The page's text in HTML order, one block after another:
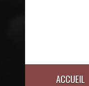
ACCUEIL